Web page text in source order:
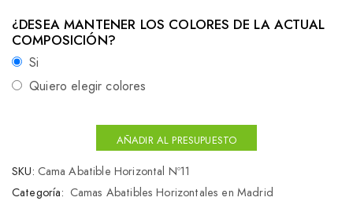
¿DESEA MANTENER LOS COLORES DE LA ACTUAL
COMPOSICIÓN?
Si
Quiero elegir colores
AÑADIR AL PRESUPUESTO
SKU: Cama Abatible Horizontal Nº11
Categoría: Camas Abatibles Horizontales en Madrid